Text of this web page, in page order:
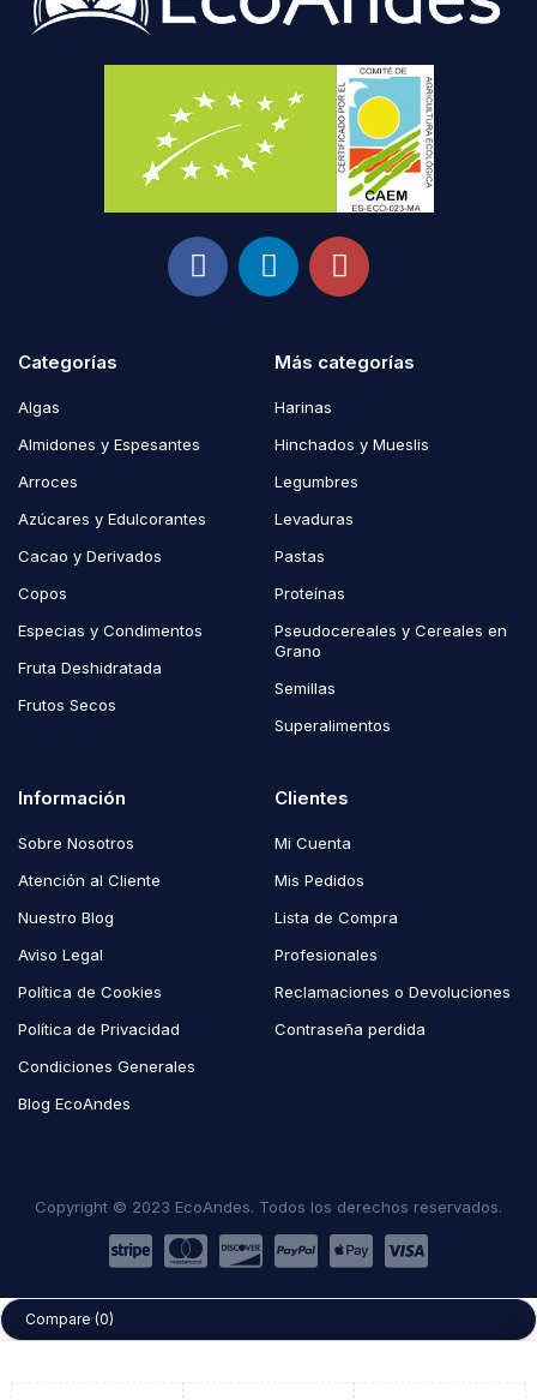
Categorías
Algas
Almidones y Espesantes
Arroces
Azúcares y Edulcorantes
Cacao y Derivados
Copos
Especias y Condimentos
Fruta Deshidratada
Frutos Secos
Más categorías
Harinas
Hinchados y Mueslis
Legumbres
Levaduras
Pastas
Proteínas
Pseudocereales y Cereales en
Grano
Semillas
Superalimentos
Información
Sobre Nosotros
Atención al Cliente
Nuestro Blog
Aviso Legal
Política de Cookies
Política de Privacidad
Condiciones Generales
Blog EcoAndes
Clientes
Mi Cuenta
Mis Pedidos
Lista de Compra
Profesionales
Reclamaciones o Devoluciones
Contraseña perdida
Copyright © 2023 EcoAndes. Todos los derechos reservados.
Compare (0)